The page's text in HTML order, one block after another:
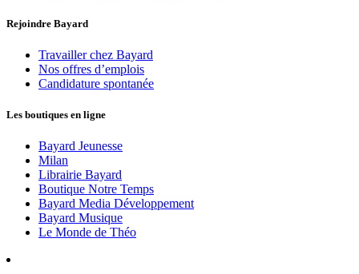
Rejoindre Bayard
Travailler chez Bayard
Nos offres d’emplois
Candidature spontanée
Les boutiques en ligne
Bayard Jeunesse
Milan
Librairie Bayard
Boutique Notre Temps
Bayard Media Développement
Bayard Musique
Le Monde de Théo